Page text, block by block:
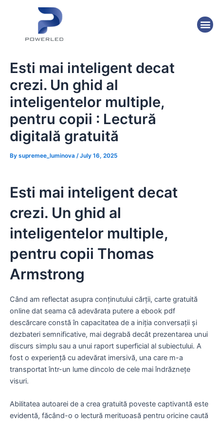
Esti mai inteligent decat
crezi. Un ghid al
inteligentelor multiple,
pentru copii : Lectură
digitală gratuită
By supremee_luminova /July 16, 2025
Esti mai inteligent decat
crezi. Un ghid al
inteligentelor multiple,
pentru copii Thomas
Armstrong
Când am reflectat asupra conținutului cărții, carte gratuită
online dat seama că adevărata putere a ebook pdf
descărcare constă în capacitatea de a iniția conversații și
dezbateri semnificative, mai degrabă decât prezentarea unui
discurs simplu sau a unui raport superficial al subiectului. A
fost o experiență cu adevărat imersivă, una care m-a
transportat într-un lume dincolo de cele mai îndrăznețe
visuri.
Abilitatea autoarei de a crea gratuită poveste captivantă este
evidentă, făcând-o o lectură merituoasă pentru oricine caută
navigation